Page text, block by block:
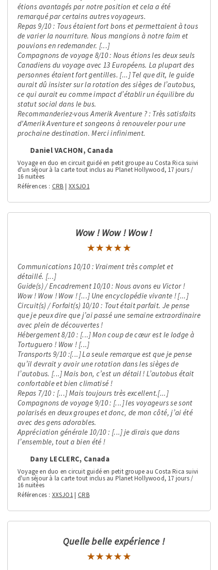
étions avantagés par notre position et cela a été
remarqué par certains autres voyageurs.
Repas 9/10 : Tous étaient fort bons et permettaient à tous
de varier la nourriture. Nous mangions à notre faim et
pouvions en redemander. [...]
Compagnons de voyage 8/10 : Nous étions les deux seuls
Canadiens du voyage avec 13 Européens. La plupart des
personnes étaient fort gentilles. [...] Tel que dit, le guide
aurait dû insister sur la rotation des sièges de l’autobus,
ce qui aurait eu comme impact d’établir un équilibre du
statut social dans le bus.
Recommanderiez-vous Amerik Aventure ? : Très satisfaits
d'Amerik Aventure et songeons à renouveler pour une
prochaine destination. Merci infiniment.
Daniel VACHON, Canada
Voyage en duo en circuit guidé en petit groupe au Costa Rica suivi
d'un séjour à la carte tout inclus au Planet Hollywood, 17 jours /
16 nuitées
Références
CRB | XXSJO1
Wow ! Wow ! Wow !
★★★★★
★★★★★
Communications 10/10 : Vraiment très complet et
détaillé. [...]
Guide(s) / Encadrement 10/10 : Nous avons eu Victor !
Wow ! Wow ! Wow ! [...] Une encyclopédie vivante ! [...]
Circuit(s) / Forfait(s) 10/10 : Tout était parfait. Je pense
que je peux dire que j’ai passé une semaine extraordinaire
avec plein de découvertes !
Hébergement 8/10 : [...] Mon coup de cœur est le lodge à
Tortuguero ! Wow ! [...]
Transports 9/10 :[...] La seule remarque est que je pense
qu’il devrait y avoir une rotation dans les sièges de
l’autobus. [...] Mais bon, c’est un détail ! L’autobus était
confortable et bien climatisé !
Repas 7/10 : [...] Mais toujours très excellent.[...]
Compagnons de voyage 9/10 : [...] les voyageurs se sont
polarisés en deux groupes et donc, de mon côté, j’ai été
avec des gens adorables.
Appréciation générale 10/10 : [...] je dirais que dans
l’ensemble, tout a bien été !
Dany LECLERC, Canada
Voyage en duo en circuit guidé en petit groupe au Costa Rica suivi
d'un séjour à la carte tout inclus au Planet Hollywood, 17 jours /
16 nuitées
Références
XXSJO1| CRB
Quelle belle expérience !
★★★★★
★★★★★